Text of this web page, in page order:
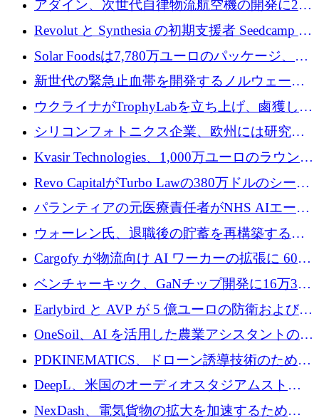
フォームのために 50 万ユーロを調達
アダイン、次世代自律物流航空機の開発に250
万ユーロを確保
Revolut と Synthesia の初期支援者 Seedcamp が
3 億 2,000 万ドルを調達、米国に投資
Solar Foodsは7,780万ユーロのパッケージ、5
億ユーロの防衛および二重用途成長基金EDM
を開始、ヨーロッパのシリコンフォトニクス
に警告
新世代の緊急止血帯を開発するノルウェーの
スタートアップ企業を紹介する
ウクライナがTrophyLabを立ち上げ、鹵獲した
ロシア兵器を戦場の研究開発プラットフォー
ムに変える
シリコンフォトニクス企業、欧州には研究を
商業的に成功させるためのインフラが不足し
Kvasir Technologies、1,000万ユーロのラウンド
で成長を促進
Revo CapitalがTurbo Lawの380万ドルのシード
ラウンドを主導し、訴訟プラットフォームを
パランティアの元医療責任者がNHS AIエージ
ェントの立ち上げに1,000万ポンドを調達
ウォーレン氏、退職後の貯蓄を再構築するた
めに1,000万ユーロを調達
Cargofy が物流向け AI ワーカーの拡張に 600
万ドルを獲得
ベンチャーキック、GaNチップ開発に16万3千
ユーロでMinisaを支援
Earlybird と AVP が 5 億ユーロの防衛および二
重用途の成長基金である E2D を立ち上げる
OneSoil、AI を活用した農業アシスタントの拡
大に​​ 100 万ユーロを確保
PDKINEMATICS、ドローン誘導技術のために
200 万ユーロを調達
DeepL、米国のオーディオスタジアムストリ
ーミング事業Mixhaloを買収
NexDash、電気貨物の拡大を加速するために